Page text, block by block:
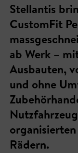
Stellantis
CustomFit
ab Werk –
Ausbauten,
und ohne
Rädern.